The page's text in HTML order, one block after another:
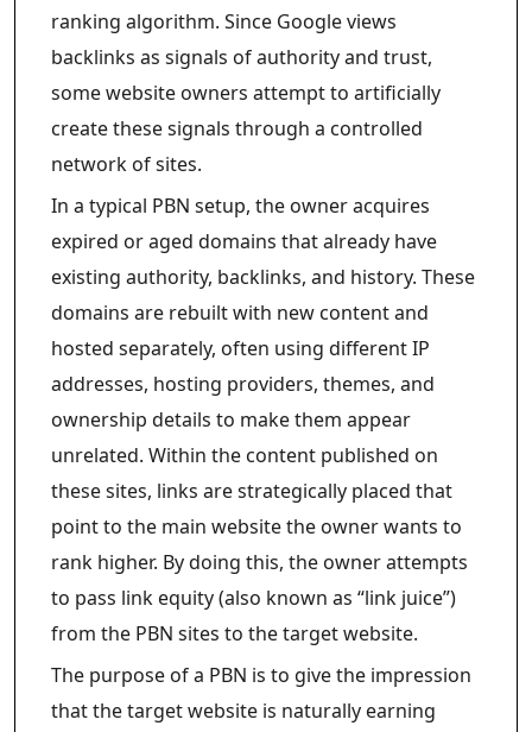
ranking algorithm. Since Google views
backlinks as signals of authority and trust,
some website owners attempt to artificially
create these signals through a controlled
network of sites.
In a typical PBN setup, the owner acquires
expired or aged domains that already have
existing authority, backlinks, and history. These
domains are rebuilt with new content and
hosted separately, often using different IP
addresses, hosting providers, themes, and
ownership details to make them appear
unrelated. Within the content published on
these sites, links are strategically placed that
point to the main website the owner wants to
rank higher. By doing this, the owner attempts
to pass link equity (also known as “link juice”)
from the PBN sites to the target website.
The purpose of a PBN is to give the impression
that the target website is naturally earning